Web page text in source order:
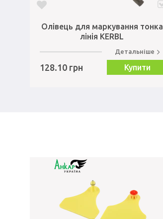
Олівець для маркування тонка
лінія KERBL
128.10 грн
Детальніше
Купити